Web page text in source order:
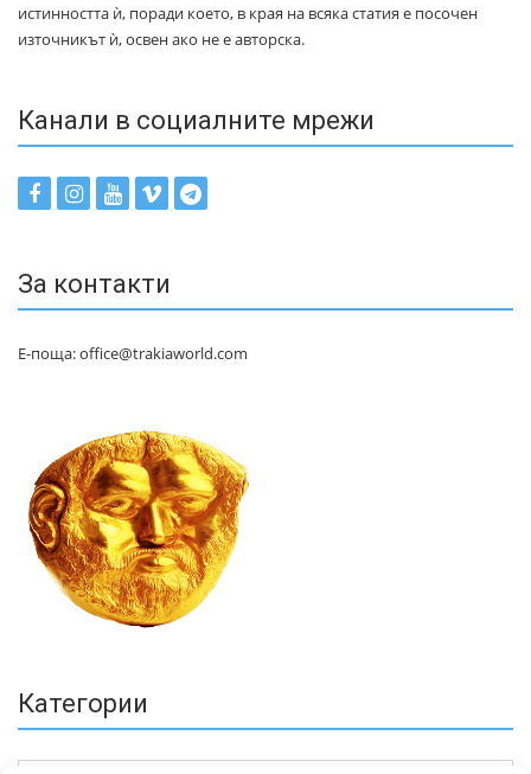
истинността ѝ, поради което, в края на всяка статия е посочен
източникът ѝ, освен ако не е авторска.
Канали в социалните мрежи
За контакти
Е-поща: office@trakiaworld.com
Категории